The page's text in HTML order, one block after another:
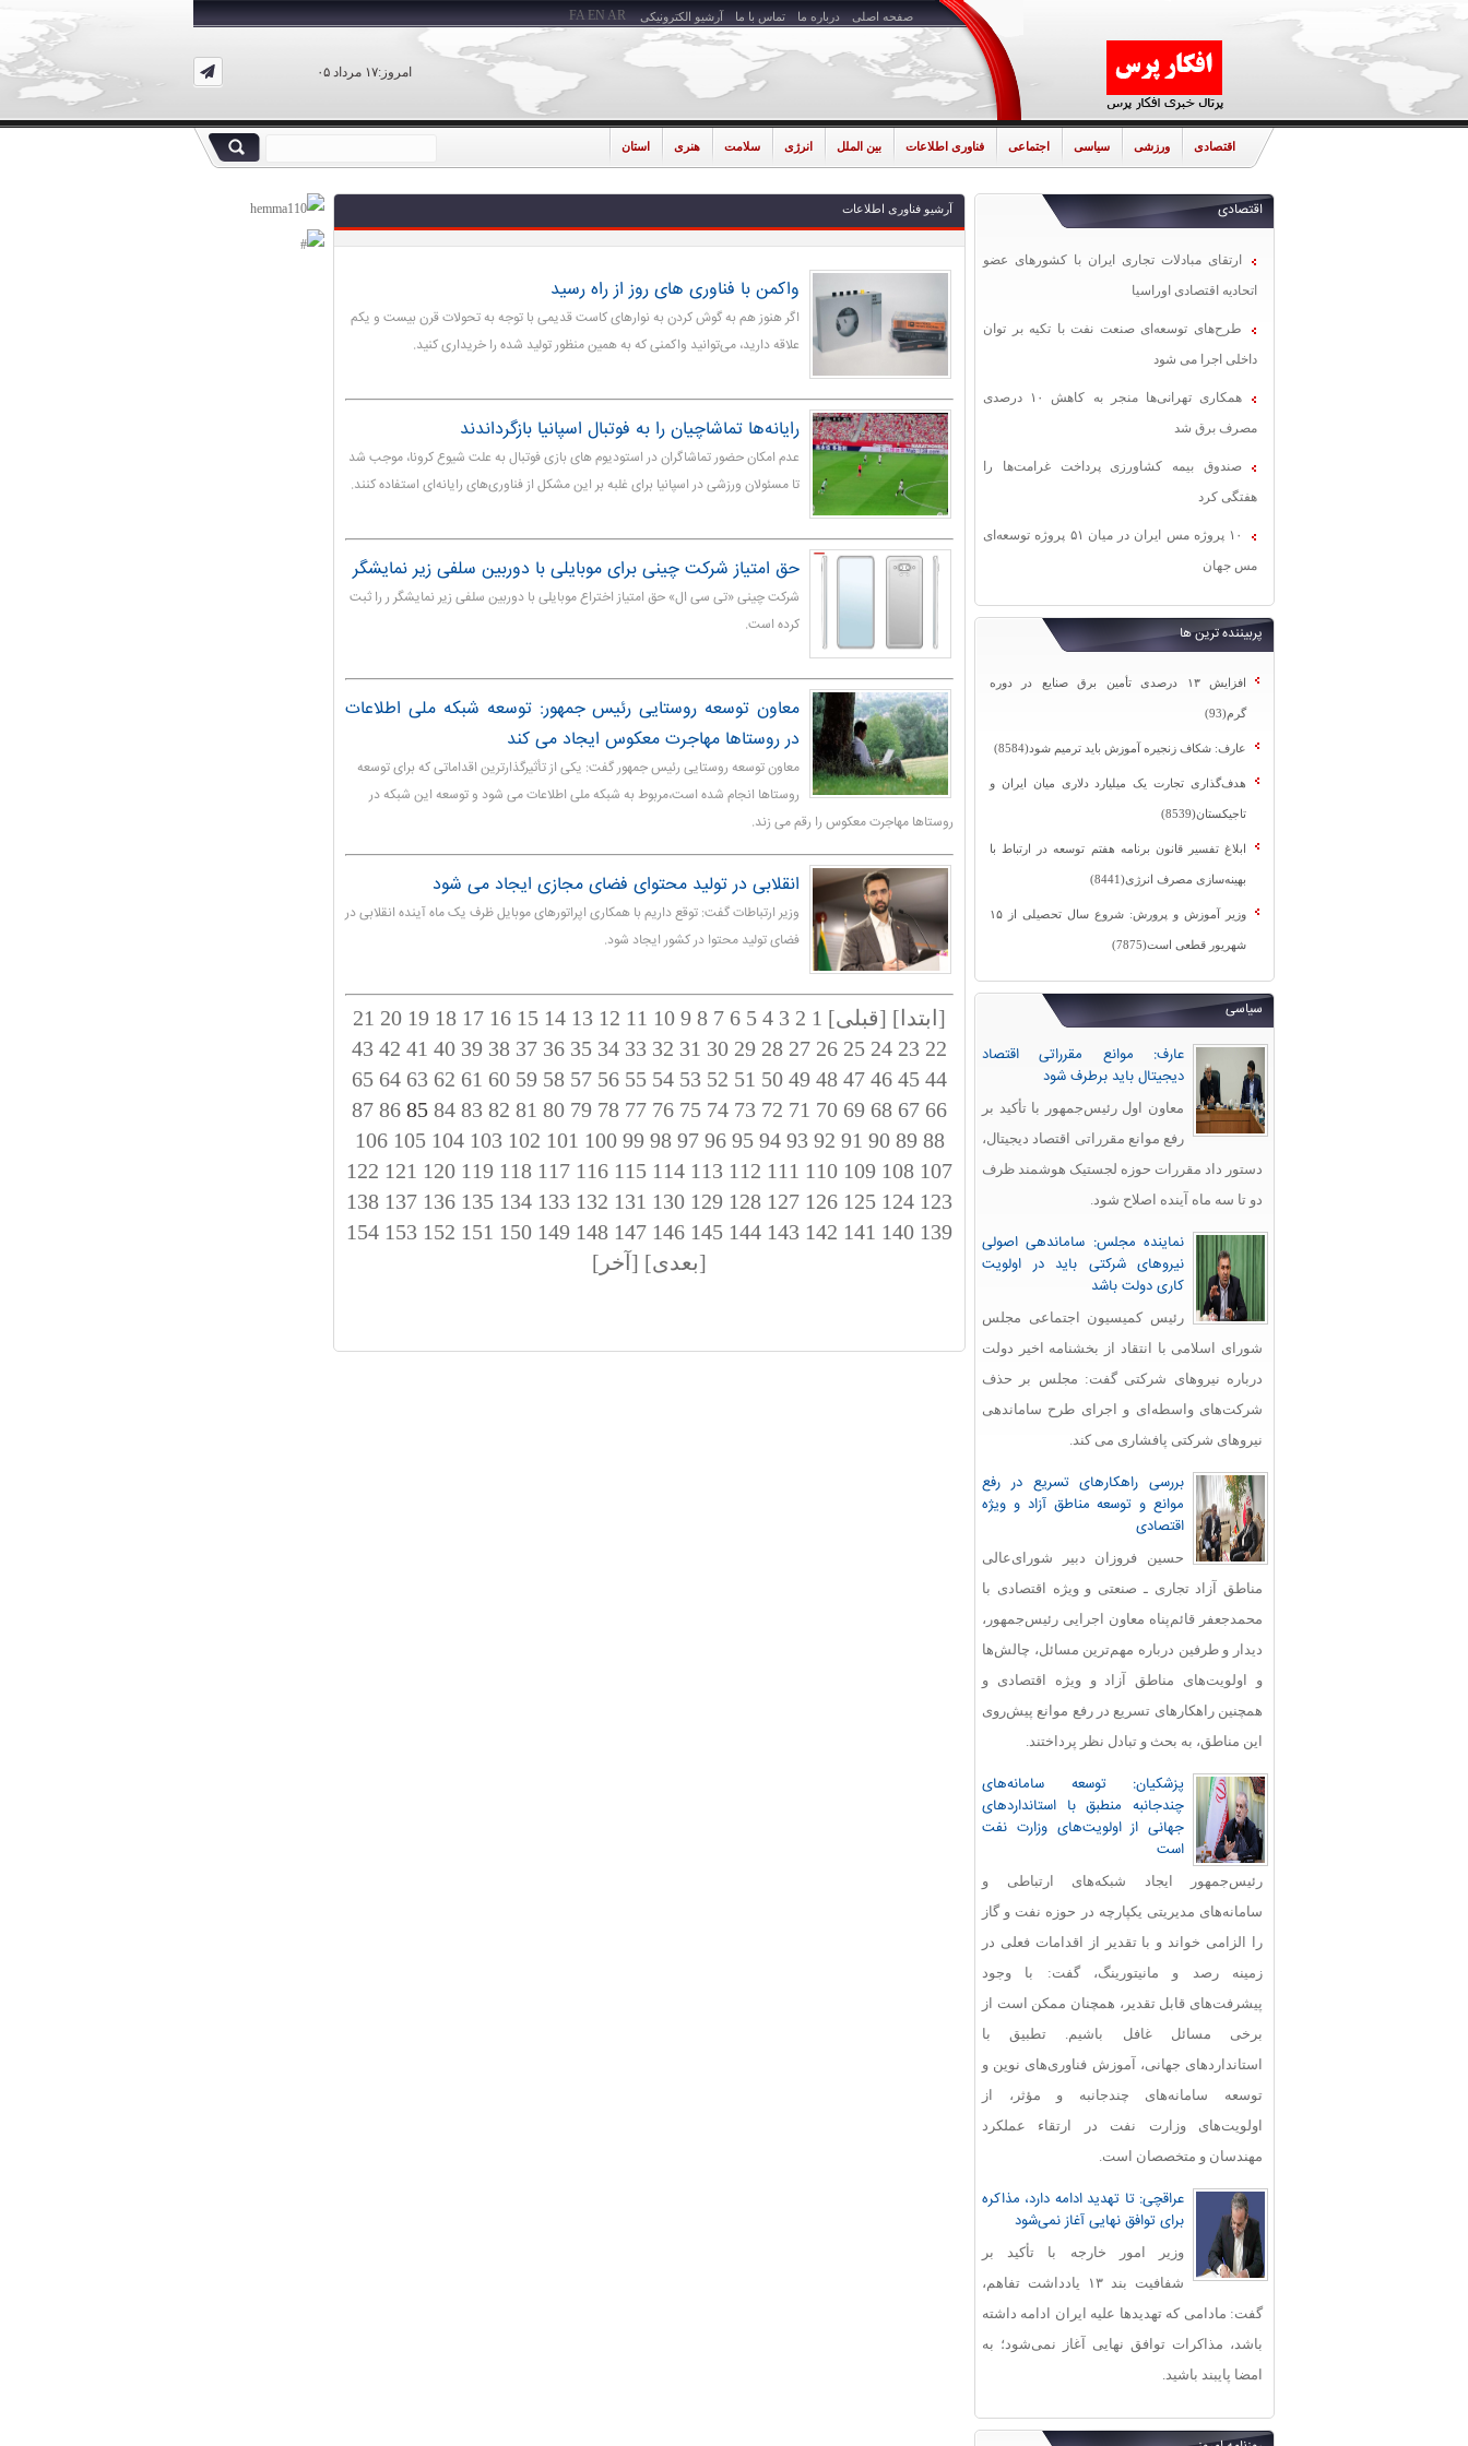
صفحه اصلی درباره ما تماس با ما آرشیو الکترونیکی
امروز:۱۷ مرداد ۰۵
FA EN AR
اقتصادی ورزشی سیاسی اجتماعی فناوری اطلاعات بین الملل انرژی سلامت هنری استان
اقتصادی
ارتقای مبادلات تجاری ایران با کشورهای عضو
اتحادیه اقتصادی اوراسیا
طرح‌های توسعه‌ای صنعت نفت با تکیه بر توان
داخلی اجرا می شود
همکاری تهرانی‌ها منجر به کاهش ۱۰ درصدی
مصرف برق شد
صندوق بیمه کشاورزی پرداخت غرامت‌ها را
هفتگی کرد
۱۰ پروژه مس ایران در میان ۵۱ پروژه توسعه‌ای
مس جهان
پربیننده ترین ها
افزایش ۱۳ درصدی تأمین برق صنایع در دوره
گرم(93)
عارف: شکاف زنجیره آموزش باید ترمیم شود(8584)
هدف‌گذاری تجارت یک میلیارد دلاری میان ایران و
تاجیکستان(8539)
ابلاغ تفسیر قانون برنامه هفتم توسعه در ارتباط با
بهینه‌سازی مصرف انرژی(8441)
وزیر آموزش و پرورش: شروع سال تحصیلی از ۱۵
شهریور قطعی است(7875)
سیاسی
عارف: موانع مقرراتی اقتصاد
دیجیتال باید برطرف شود
معاون اول رئیس‌جمهور با تأکید بر
رفع موانع مقرراتی اقتصاد دیجیتال،
دستور داد مقررات حوزه لجستیک هوشمند ظرف
دو تا سه ماه آینده اصلاح شود.
نماینده مجلس: ساماندهی اصولی
نیروهای شرکتی باید در اولویت
کاری دولت باشد
رئیس کمیسیون اجتماعی مجلس
شورای اسلامی با انتقاد از بخشنامه اخیر دولت
درباره نیروهای شرکتی گفت: مجلس بر حذف
شرکت‌های واسطه‌ای و اجرای طرح ساماندهی
نیروهای شرکتی پافشاری می کند.
بررسی راهکارهای تسریع در رفع
موانع و توسعه مناطق آزاد و ویژه
اقتصادی
حسین فروزان دبیر شورای‌عالی
مناطق آزاد تجاری ـ صنعتی و ویژه اقتصادی با
محمدجعفر قائم‌پناه معاون اجرایی رئیس‌جمهور،
دیدار و طرفین درباره مهم‌ترین مسائل، چالش‌ها
و اولویت‌های مناطق آزاد و ویژه اقتصادی و
همچنین راهکارهای تسریع در رفع موانع پیش‌روی
این مناطق، به بحث و تبادل نظر پرداختند.
پزشکیان: توسعه سامانه‌های
چندجانبه منطبق با استانداردهای
جهانی از اولویت‌های وزارت نفت
است
رئیس‌جمهور ایجاد شبکه‌های ارتباطی و
سامانه‌های مدیریتی یکپارچه در حوزه نفت و گاز
را الزامی خواند و با تقدیر از اقدامات فعلی در
زمینه رصد و مانیتورینگ، گفت: با وجود
پیشرفت‌های قابل‌ تقدیر، همچنان ممکن است از
برخی مسائل غافل باشیم. تطبیق با
استانداردهای جهانی، آموزش فناوری‌های نوین و
توسعه سامانه‌های چندجانبه و مؤثر، از
اولویت‌های وزارت نفت در ارتقاء عملکرد
مهندسان و متخصصان است.
عراقچی: تا تهدید ادامه دارد، مذاکره
برای توافق نهایی آغاز نمی‌شود
وزیر امور خارجه با تأکید بر
شفافیت بند ۱۳ یادداشت تفاهم،
گفت: مادامی که تهدیدها علیه ایران ادامه داشته
باشد، مذاکرات توافق نهایی آغاز نمی‌شود؛ به
امضا پایبند باشید.
آرشیو فناوری اطلاعات
واکمن با فناوری های روز از راه رسید
اگر هنوز هم به گوش کردن به نوارهای کاست قدیمی با توجه به تحولات قرن بیست و یکم
علاقه دارید، می‌توانید واکمنی که به همین منظور تولید شده را خریداری کنید.
رایانه‌ها تماشاچیان را به فوتبال اسپانیا بازگرداندند
عدم امکان حضور تماشاگران در استودیوم های بازی فوتبال به علت شیوع کرونا، موجب شد
تا مسئولان ورزشی در اسپانیا برای غلبه بر این مشکل از فناوری‌های رایانه‌ای استفاده کنند.
حق امتیاز شرکت چینی برای موبایلی با دوربین سلفی زیر نمایشگر
شرکت چینی «تی سی ال» حق امتیاز اختراع موبایلی با دوربین سلفی زیر نمایشگر ر را ثبت
کرده است.
معاون توسعه روستایی رئیس جمهور: توسعه شبکه ملی اطلاعات
در روستاها مهاجرت معکوس ایجاد می کند
معاون توسعه روستایی رئیس جمهور گفت: یکی از تأثیرگذارترین اقداماتی که برای توسعه
روستاها انجام شده است،مربوط به شبکه ملی اطلاعات می شود و توسعه این شبکه در
روستاها مهاجرت معکوس را رقم می زند.
انقلابی در تولید محتوای فضای مجازی ایجاد می شود
وزیر ارتباطات گفت: توقع داریم با همکاری اپراتورهای موبایل ظرف یک ماه آینده انقلابی در
فضای تولید محتوا در کشور ایجاد شود.
[ابتدا] [قبلی] 1
2
3
4
5
6
7
8
9
10
11
12
13
14
15
16
17
18
19
20
21
22
23
24
25
26
27
28
29
30
31
32
33
34
35
36
37
38
39
40
41
42
43
44
45
46
47
48
49
50
51
52
53
54
55
56
57
58
59
60
61
62
63
64
65
66
67
68
69
70
71
72
73
74
75
76
77
78
79
80
81
82
83
84
86
87
88
89
90
91
92
93
94
95
96
97
98
99
100
101
102
103
104
105
106
107
108
109
110
111
112
113
114
115
116
117
118
119
120
121
122
123
124
125
126
127
128
129
130
131
132
133
134
135
136
137
138
139
140
141
142
143
144
145
146
147
148
149
150
151
152
153
154
[بعدی] [آخر]